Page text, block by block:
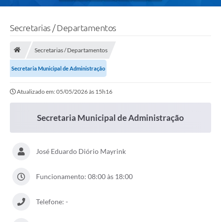
Secretarias / Departamentos
Secretarias / Departamentos
Secretaria Municipal de Administração
Atualizado em: 05/05/2026 às 15h16
Secretaria Municipal de Administração
José Eduardo Diório Mayrink
Funcionamento: 08:00 às 18:00
Telefone: -